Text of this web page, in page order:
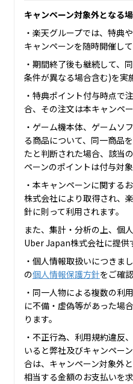
キャンペーン対象外となる
・楽天グループでは、特典
キャンペーンを随時開催して
・期間終了後も継続して、
条件が異なる場合含む)を実
・特典ポイント付与時点で
合、その注文は本キャンペ
・ゲーム機本体、ゲームソ
る商品について、同一商品
たと判断された場合、該当
ペーンのポイントは付与対象
・本キャンペーンに関する
株式会社により取得され、
針に則って利用されます。
また、集計・分析の上、個
Uber Japan株式会社に提供
・個人情報取扱いにつきま
の個人情報保護方針をご確
・同一人物による複数の利
に不備・虚偽等があった場
ります。
・不正行為、利用規約違反
いると弊社及びキャンペー
合は、キャンペーン対象外
相当する金額のお支払いを